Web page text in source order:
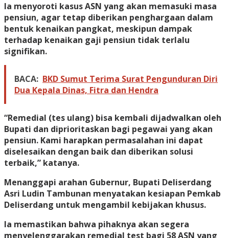
Ia menyoroti kasus ASN yang akan memasuki masa
pensiun, agar tetap diberikan penghargaan dalam
bentuk kenaikan pangkat, meskipun dampak
terhadap kenaikan gaji pensiun tidak terlalu
signifikan.
BACA: BKD Sumut Terima Surat Pengunduran Diri
Dua Kepala Dinas, Fitra dan Hendra
“Remedial (tes ulang) bisa kembali dijadwalkan oleh
Bupati dan diprioritaskan bagi pegawai yang akan
pensiun. Kami harapkan permasalahan ini dapat
diselesaikan dengan baik dan diberikan solusi
terbaik,” katanya.
Menanggapi arahan Gubernur, Bupati Deliserdang
Asri Ludin Tambunan menyatakan kesiapan Pemkab
Deliserdang untuk mengambil kebijakan khusus.
Ia memastikan bahwa pihaknya akan segera
menyelenggarakan remedial test bagi 58 ASN yang